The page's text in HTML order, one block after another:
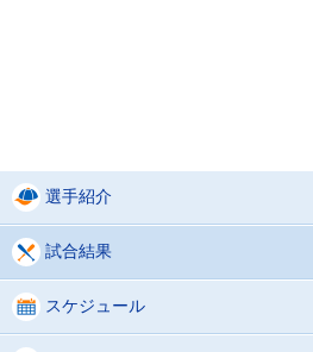
選手紹介
試合結果
スケジュール